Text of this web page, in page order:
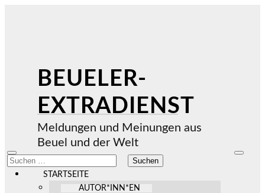
BEUELER-
EXTRADIENST
Meldungen und Meinungen aus
Beuel und der Welt
Mobile-
Menü
ein-/ausblenden
Suchen
nach:
STARTSEITE
AUTOR*INN*EN